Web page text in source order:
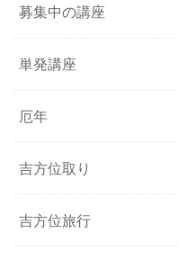
募集中の講座
単発講座
厄年
吉方位取り
吉方位旅行